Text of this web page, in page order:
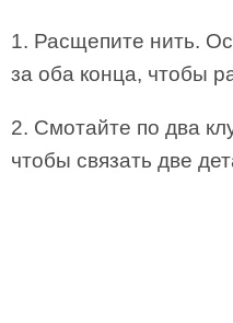
1. Расщепите нить.
за оба конца, чтобы
2. Смотайте по два
чтобы связать две